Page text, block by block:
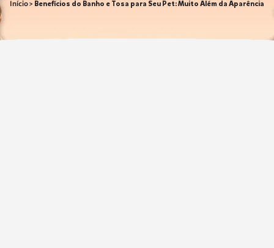
Início> Benefícios do Banho e Tosa para Seu Pet: Muito Além da Aparência